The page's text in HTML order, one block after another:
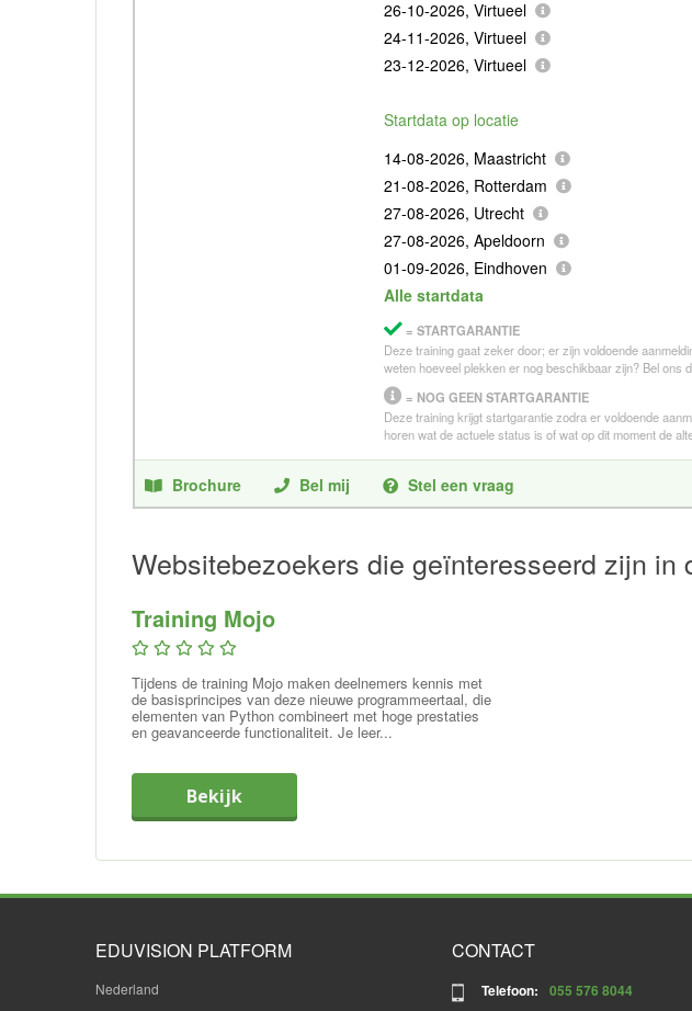
26-10-2026, Virtueel
24-11-2026, Virtueel
23-12-2026, Virtueel
Startdata op locatie
14-08-2026, Maastricht
21-08-2026, Rotterdam
27-08-2026, Utrecht
27-08-2026, Apeldoorn
01-09-2026, Eindhoven
Alle startdata
= STARTGARANTIE
Deze training gaat zeker door; er zijn voldoende
weten hoeveel plekken er nog beschikbaar zijn? Bel ons
= NOG GEEN STARTGARANTIE
Deze training krijgt startgarantie zodra er voldoende
horen wat de actuele status is of wat op dit moment de
Brochure Bel mij Stel een vraag
Websitebezoekers die geïnteresseerd zijn
Training Mojo
Tijdens de training Mojo maken deelnemers kennis met
de basisprincipes van deze nieuwe programmeertaal, die
elementen van Python combineert met hoge prestaties
en geavanceerde functionaliteit. Je leer...
Bekijk
EDUVISION PLATFORM
Nederland
CONTACT
Telefoon: 055 576 8044